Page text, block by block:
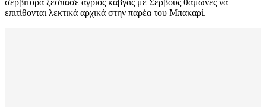
σερβιτόρα ξέσπασε άγριος καβγάς με Σέρβους θαμώνες να
επιτίθονται λεκτικά αρχικά στην παρέα του Μπακαρί.